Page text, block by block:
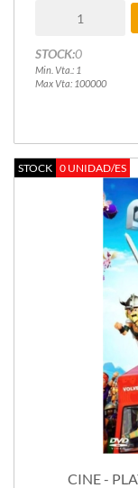
STOCK:0
Min. Vta.: 1
Max Vta: 100000
STOCK 0 UNIDAD/ES
CINE -